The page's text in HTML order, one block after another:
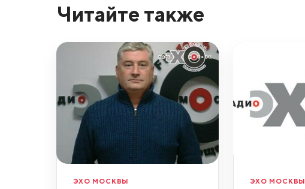
Читайте также
ЭХО МОСКВЫ ЭХО МОСКВЫ